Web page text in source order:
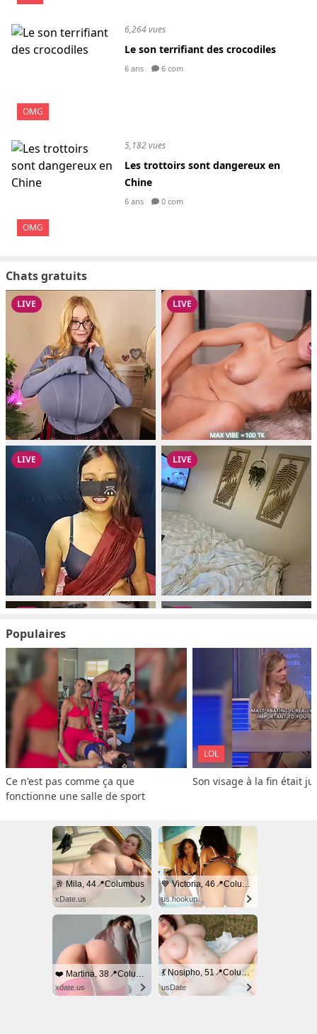
OMG
6,264 vues
Le son terrifiant des crocodiles
6 ans 6 com
OMG
5,182 vues
Les trottoirs sont dangereux en
Chine
6 ans 0 com
Chats gratuits
Populaires
Ce n'est pas comme ça que
fonctionne une salle de sport
LOL
Son visage à la fin était